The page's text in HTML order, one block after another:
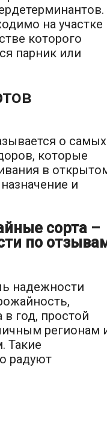
на участке
которого
парник или
о самых
которые
в
и
сорта –
по
надежности
в год, простой
регионам
Такие
радуют